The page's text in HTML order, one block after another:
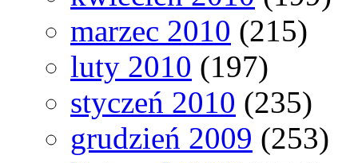
marzec 2010 (215)
luty 2010 (197)
styczeń 2010 (235)
grudzień 2009 (253)